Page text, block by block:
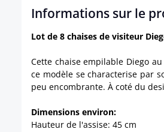
Informations sur le
Lot de 8 chaises de visiteur
Cette chaise empilable Diego
ce modèle se characterise par
peu encombrante. À coté du
Dimensions environ:
Hauteur de l'assise: 45 cm